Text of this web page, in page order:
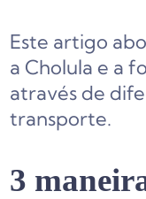
Este artigo
a Cholula e a
através de
transporte.
3